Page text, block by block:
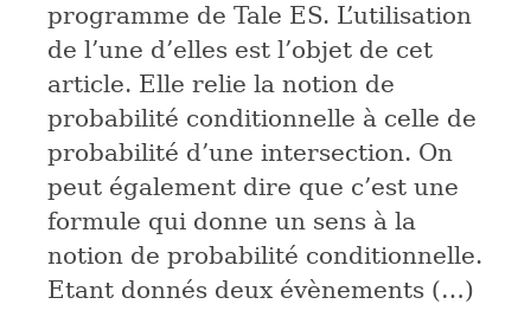
programme de Tale ES. L’utilisation
de l’une d’elles est l’objet de cet
article. Elle relie la notion de
probabilité conditionnelle à celle de
probabilité d’une intersection. On
peut également dire que c’est une
formule qui donne un sens à la
notion de probabilité conditionnelle.
Etant donnés deux évènements (…)